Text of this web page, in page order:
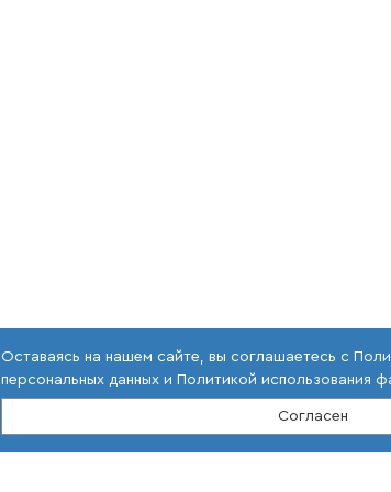
Оставаясь на нашем сайте, вы соглашаетесь с
персональных данных и Политикой использования
Согласен